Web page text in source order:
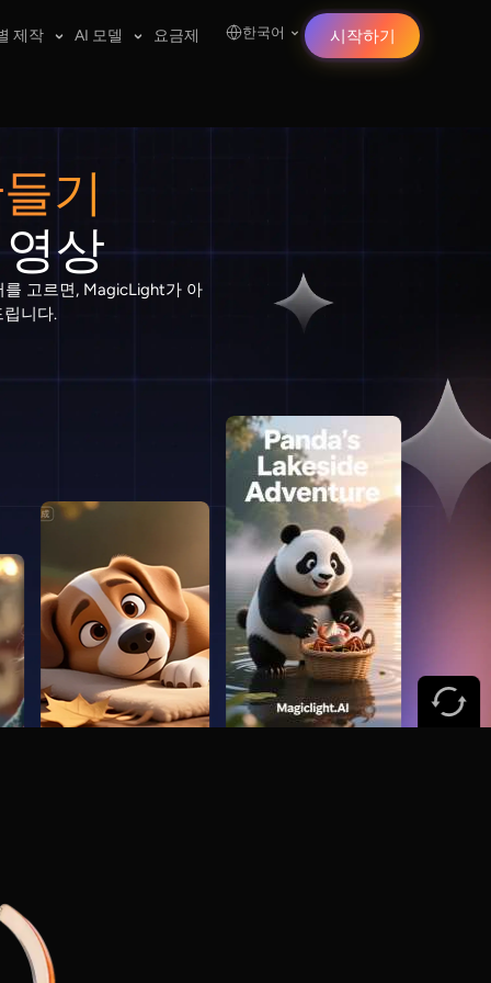
제작 AI 모델 요금제 한국어 시작하기
기
상
고르면, MagicLight가 아
니다.